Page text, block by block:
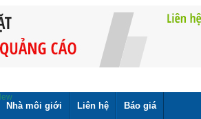
Nhà môi giới Liên hệ Báo giá